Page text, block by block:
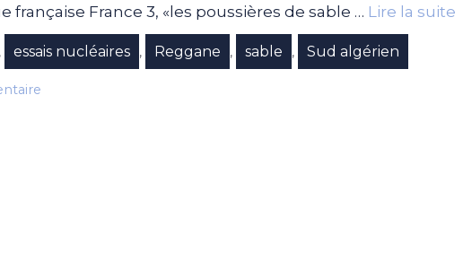
française France 3, «les poussières de sable … Lire la suite
, essais nucléaires , Reggane , sable , Sud algérien